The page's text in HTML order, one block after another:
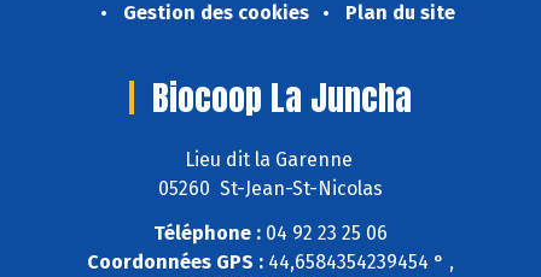
Gestion des cookies
Plan du site
Biocoop La Juncha
Lieu dit la Garenne
05260 St-Jean-St-Nicolas
Téléphone : 04 92 23 25 06
Coordonnées GPS : 44,6584354239454 ° ,